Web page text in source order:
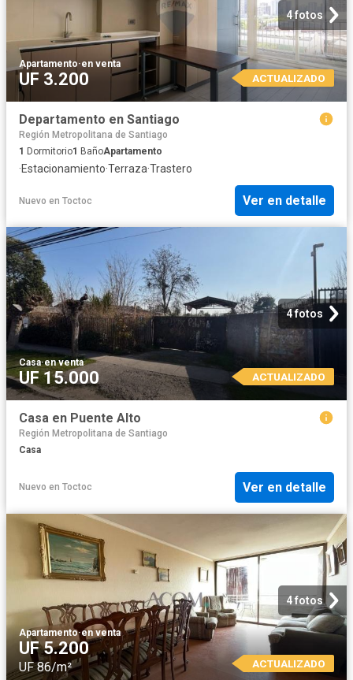
4 fotos
Apartamento·en venta
UF 3.200 ACTUALIZADO
Departamento en Santiago
Región Metropolitana de Santiago
1 Dormitorio1 BañoApartamento
·Estacionamiento·Terraza·Trastero
Nuevo en Toctoc Ver en detalle
4 fotos
Casa·en venta
UF 15.000 ACTUALIZADO
Casa en Puente Alto
Región Metropolitana de Santiago
Casa
Nuevo en Toctoc Ver en detalle
4 fotos
Apartamento·en venta
UF 5.200
UF 86/m² ACTUALIZADO